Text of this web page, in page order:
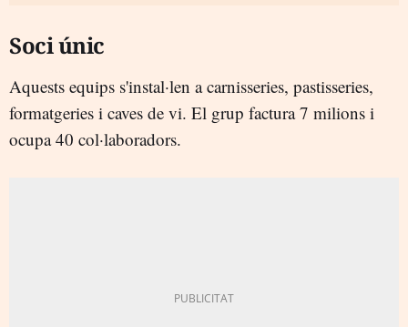
Soci únic
Aquests equips s'instal·len a carnisseries, pastisseries,
formatgeries i caves de vi. El grup factura 7 milions i
ocupa 40 col·laboradors.